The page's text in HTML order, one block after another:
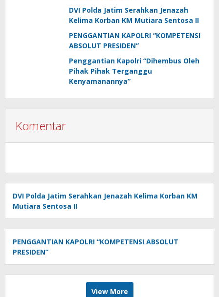
DVI Polda Jatim Serahkan Jenazah
Kelima Korban KM Mutiara Sentosa II
PENGGANTIAN KAPOLRI “KOMPETENSI
ABSOLUT PRESIDEN”
Penggantian Kapolri “Dihembus Oleh
Pihak Pihak Terganggu
Kenyamanannya”
Komentar
DVI Polda Jatim Serahkan Jenazah Kelima Korban KM
Mutiara Sentosa II
PENGGANTIAN KAPOLRI “KOMPETENSI ABSOLUT
PRESIDEN”
View More